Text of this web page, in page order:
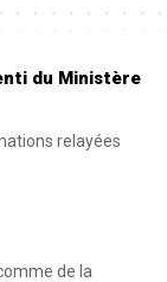
du Ministère
relayées
de la